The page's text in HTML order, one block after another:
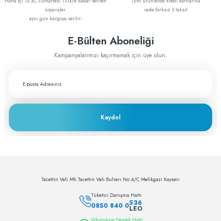
greftburada.com'dan karşılıyorum. Son
derece memnunum
Greftburada çok profesyonel bir şirket bu
sahip
siparişler
aynı gün kargoya verilir.
vade farksız 3 taksit
E-Bülten Aboneliği
Kampanyalarımızı kaçırmamak için üye olun.
Kaydol
Tacettin Veli Mh.Tacettin Veli Bulvarı No:4/C Melikgazi Kayseri
Tüketici Danışma Hattı
0850 840 0536
LEO